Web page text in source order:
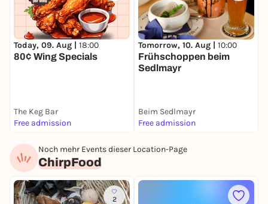
Today, 09. Aug | 18:00
80¢ Wing Specials
The Keg Bar
Free admission
Tomorrow, 10. Aug | 10:00
Frühschoppen beim
Sedlmayr
Beim Sedlmayr
Free admission
Noch mehr Events dieser Location-Page
ChirpFood
2